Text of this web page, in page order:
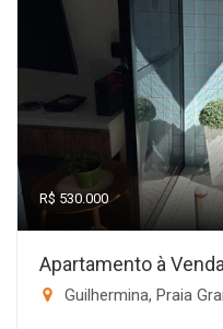
R$ 530.000
Apartamento à
Guilhermina, Praia